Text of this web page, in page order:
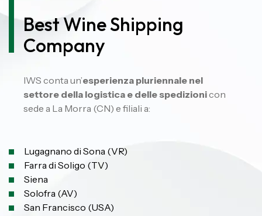
Best Wine Shipping
Company
IWS conta un’esperienza pluriennale nel
settore della logistica e delle spedizionicon
sede a La Morra (CN) e filiali a:
Lugagnano di Sona (VR)
Farra di Soligo (TV)
Siena
Solofra (AV)
San Francisco (USA)